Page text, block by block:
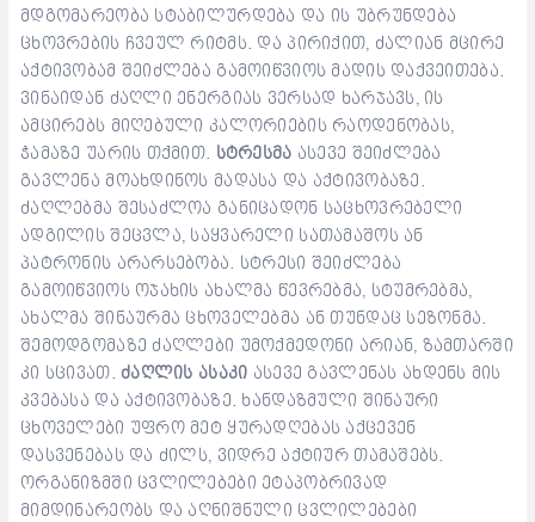
მდგომარეობა სტაბილურდება და ის უბრუნდება
ცხოვრების ჩვეულ რიტმს. და პირიქით, ძალიან მცირე
აქტივობამ შეიძლება გამოიწვიოს მადის დაქვეითება.
ვინაიდან ძაღლი ენერგიას ვერსად ხარჯავს, ის
ამცირებს მიღებული კალორიების რაოდენობას,
ჭამაზე უარის თქმით. სტრესმა ასევე შეიძლება
გავლენა მოახდინოს მადასა და აქტივობაზე.
ძაღლებმა შესაძლოა განიცადონ საცხოვრებელი
ადგილის შეცვლა, საყვარელი სათამაშოს ან
პატრონის არარსებობა. სტრესი შეიძლება
გამოიწვიოს ოჯახის ახალმა წევრებმა, სტუმრებმა,
ახალმა შინაურმა ცხოველებმა ან თუნდაც სეზონმა.
შემოდგომაზე ძაღლები უმოქმედონი არიან, ზამთარში
კი სცივათ. ძაღლის ასაკი ასევე გავლენას ახდენს მის
კვებასა და აქტივობაზე. ხანდაზმული შინაური
ცხოველები უფრო მეტ ყურადღებას აქცევენ
დასვენებას და ძილს, ვიდრე აქტიურ თამაშებს.
ორგანიზმში ცვლილებები ეტაპობრივად
მიმდინარეობს და აღნიშნული ცვლილებები